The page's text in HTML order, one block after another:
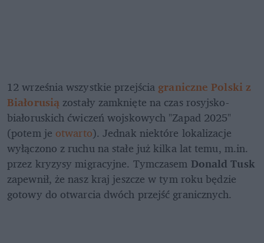
12 września wszystkie przejścia graniczne Polski z
Białorusią zostały zamknięte na czas rosyjsko-
białoruskich ćwiczeń wojskowych "Zapad 2025"
(potem je otwarto). Jednak niektóre lokalizacje
wyłączono z ruchu na stałe już kilka lat temu, m.in.
przez kryzysy migracyjne. Tymczasem Donald Tusk
zapewnił, że nasz kraj jeszcze w tym roku będzie
gotowy do otwarcia dwóch przejść granicznych.